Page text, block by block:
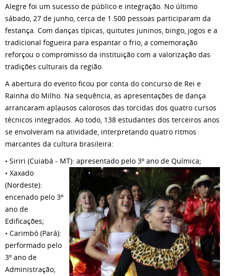
Alegre foi um sucesso de público e integração. No último
sábado, 27 de junho, cerca de 1.500 pessoas participaram da
festança. Com danças típicas, quitutes juninos, bingo, jogos e a
tradicional fogueira para espantar o frio, a comemoração
reforçou o compromisso da instituição com a valorização das
tradições culturais da região.
A abertura do evento ficou por conta do concurso de Rei e
Rainha do Milho. Na sequência, as apresentações de dança
arrancaram aplausos calorosos das torcidas dos quatro cursos
técnicos integrados. Ao todo, 138 estudantes dos terceiros anos
se envolveram na atividade, interpretando quatro ritmos
marcantes da cultura brasileira:
• Siriri (Cuiabá - MT): apresentado pelo 3º ano de Química;
• Xaxado
(Nordeste):
encenado pelo 3º
ano de
Edificações;
• Carimbó (Pará):
performado pelo
3º ano de
Administração;